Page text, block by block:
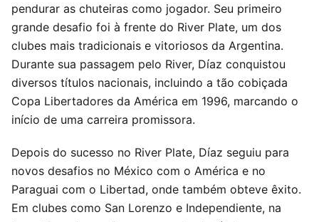
pendurar as chuteiras como jogador. Seu primeiro
grande desafio foi à frente do River Plate, um dos
clubes mais tradicionais e vitoriosos da Argentina.
Durante sua passagem pelo River, Díaz conquistou
diversos títulos nacionais, incluindo a tão cobiçada
Copa Libertadores da América em 1996, marcando o
início de uma carreira promissora.
Depois do sucesso no River Plate, Díaz seguiu para
novos desafios no México com o América e no
Paraguai com o Libertad, onde também obteve êxito.
Em clubes como San Lorenzo e Independiente, na